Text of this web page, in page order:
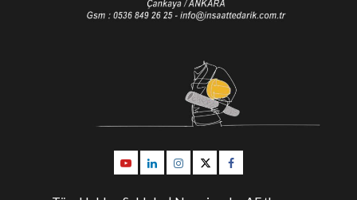
YoutubeLinkedinİnstagram
TwitterFacebook